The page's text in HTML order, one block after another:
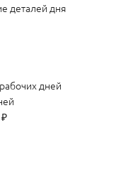
деталей дня
дней